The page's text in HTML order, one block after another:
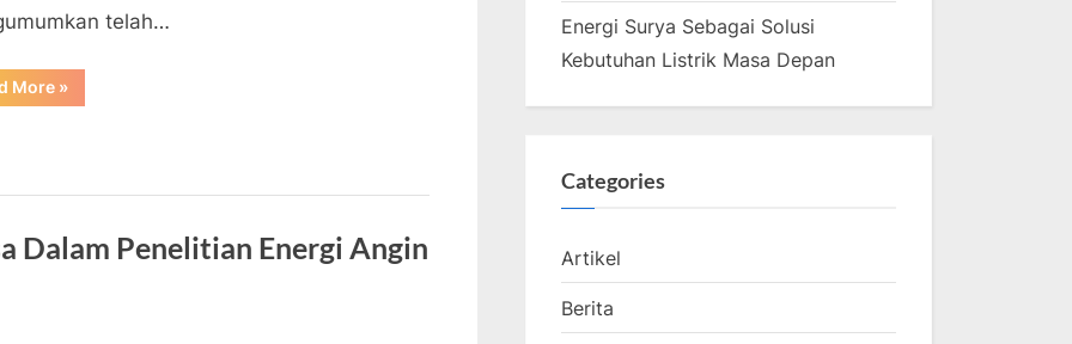
telah…
More“Southern
Company
»
Dalam Penelitian Energi Angin
Energi Surya Sebagai Solusi
Kebutuhan Listrik Masa Depan
Categories
Artikel
Berita